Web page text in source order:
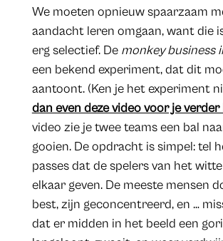
We moeten opnieuw spaarzaam
aandacht leren omgaan, want die
erg selectief. De monkey business
een bekend experiment, dat dit
aantoont. (Ken je het experiment
dan even deze video voor je verder
video zie je twee teams een bal
gooien. De opdracht is simpel: tel
passes dat de spelers van het
elkaar geven. De meeste mensen
best, zijn geconcentreerd, en …
dat er midden in het beeld een